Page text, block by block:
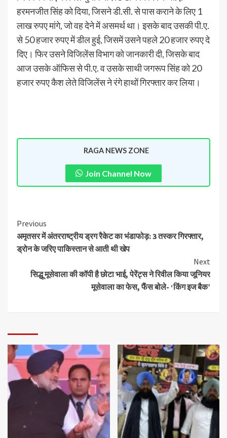
हरमनजीत सिंह को दिया, जिसने डी.सी. से पास कराने के लिए 1
लाख रुपए मांगे, जो वह देने में असमर्थ था। इसके बाद उसकी पी.ए.
से 50 हजार रुपए में डील हुई, जिसमें उसने पहले 20 हजार रुपए दे
दिए। फिर उसने विजिलेंस विभाग को जानकारी दी, जिसके बाद
आज उसके ऑफिस से पी.ए. व उसके साथी जगरूप सिंह को 20
हजार रुपए कैश लेते विजिलेंस ने रंगे हाथों गिरफ्तार कर लिया।
RAGA NEWS ZONE
Join Channel Now
Previous
अमृतसर में अंतरराष्ट्रीय ड्रग रैकेट का भंडाफोड़: 3 तस्कर गिरफ्तार,
ड्रोन के जरिए पाकिस्तान से आती थी खेप
Next
सिद्धू मूसेवाला की कॉपी है छोटा भाई, पेरेंट्स ने रिवील किया जूनियर
मूसेवाला का फेस, फैंस बोले- ‘किंग इज बैक’